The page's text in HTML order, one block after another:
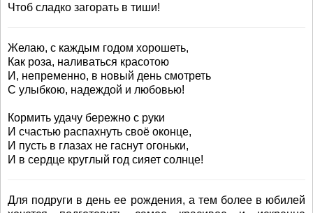
Чтоб сладко загорать в тиши!
Желаю, с каждым годом хорошеть,
Как роза, наливаться красотою
И, непременно, в новый день смотреть
С улыбкою, надеждой и любовью!
Кормить удачу бережно с руки
И счастью распахнуть своё оконце,
И пусть в глазах не гаснут огоньки,
И в сердце круглый год сияет солнце!
Для подруги в день ее рождения, а тем более в юбилей